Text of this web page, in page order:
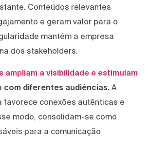
Conteúdos relevantes
e geram valor para o
mantém a empresa
dos stakeholders.
ampliam a visibilidade e estimulam
com diferentes audiências. A
favorece conexões autênticas e
modo, consolidam-se como
para a comunicação